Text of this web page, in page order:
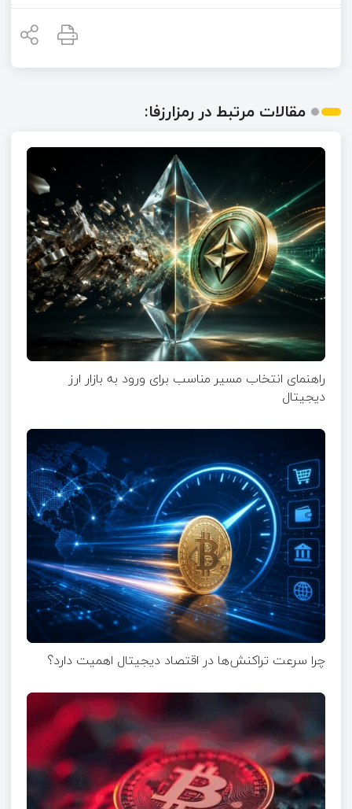
مقالات مرتبط در رمزارزفا:
راهنمای انتخاب مسیر مناسب برای ورود به بازار ارز
دیجیتال
چرا سرعت تراکنش‌ها در اقتصاد دیجیتال اهمیت دارد؟